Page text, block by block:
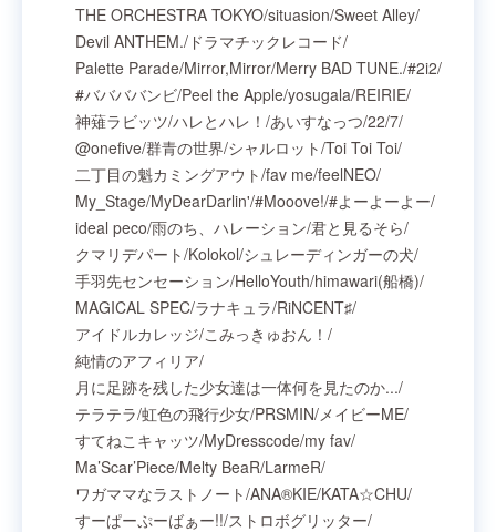
THE ORCHESTRA TOKYO/situasion/Sweet Alley/
Devil ANTHEM./ ドラマチックレコード/
Palette Parade/Mirror,Mirror/Merry BAD TUNE./#2i2/
#ババババンビ/Peel the Apple/yosugala/REIRIE/
神薙ラビッツ/ハレとハレ！ /あいすなっつ/22/7/
@onefive/群⻘の世界/シャルロット/Toi Toi Toi/
二丁目の魁カミングアウト/fav me/feelNEO/
My_Stage/MyDearDarlin'/#Mooove!/#よーよーよー/
ideal peco/雨のち、ハレーション/君と見るそら/
クマリデパート/Kolokol/シュレーディンガーの犬/
手羽先センセーション/HelloYouth/himawari(船橋)/
MAGICAL SPEC/ラナキュラ/RiNCENT♯/
アイドルカレッジ/こみっきゅおん！ /
純情のアフィリア/
月に足跡を残した少女達は一体何を見たのか.../
テラテラ/虹色の飛行少女/PRSMIN/メイビーME/
すてねこキャッツ/MyDresscode/my fav/
Ma’Scar’Piece/Melty BeaR/LarmeR/
ワガママなラストノート/ANA®KIE/KATA☆CHU/
すーぱーぷーばぁー!!/ストロボグリッター/